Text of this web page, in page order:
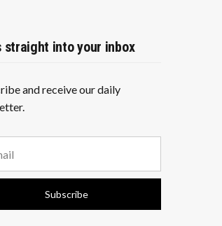
straight into your inbox
and receive our daily
Subscribe